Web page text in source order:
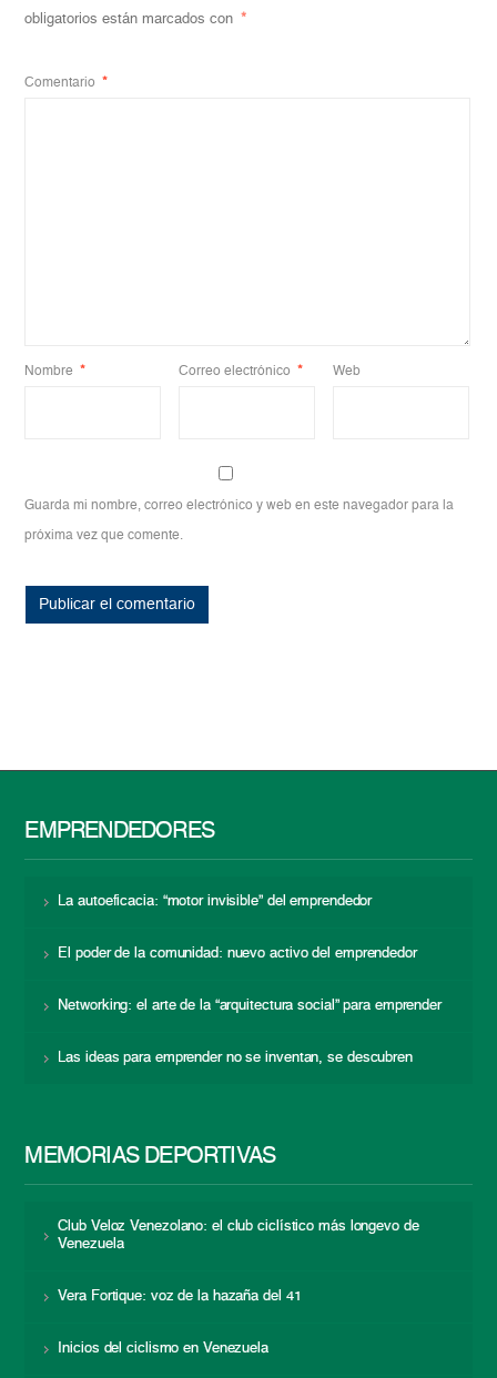
obligatorios están marcados con
*
Comentario *
Nombre * Correo electrónico * Web
Guarda mi nombre, correo electrónico y web en este navegador para la
próxima vez que comente.
EMPRENDEDORES
La autoeficacia: “motor invisible” del emprendedor
El poder de la comunidad: nuevo activo del emprendedor
Networking: el arte de la “arquitectura social” para emprender
Las ideas para emprender no se inventan, se descubren
MEMORIAS DEPORTIVAS
Club Veloz Venezolano: el club ciclístico más longevo de
Venezuela
Vera Fortique: voz de la hazaña del 41
Inicios del ciclismo en Venezuela